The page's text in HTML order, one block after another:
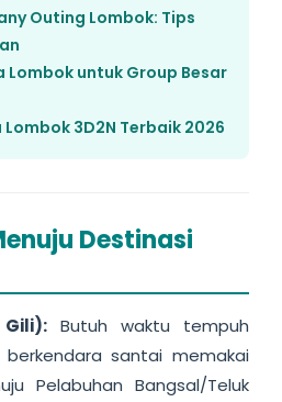
Outing Lombok: Tips
Lombok untuk Group Besar
3D2N Terbaik 2026
Destinasi
Butuh waktu tempuh
santai memakai
Pelabuhan Bangsal/Teluk